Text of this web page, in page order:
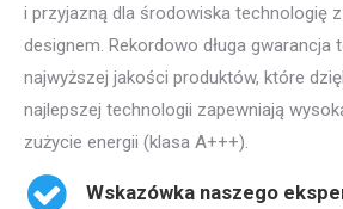
i przyjazną dla środowiska technologię
designem. Rekordowo długa gwarancja
najwyższej jakości produktów, które
najlepszej technologii zapewniają
zużycie energii (klasa A+++).
Wskazówka naszego